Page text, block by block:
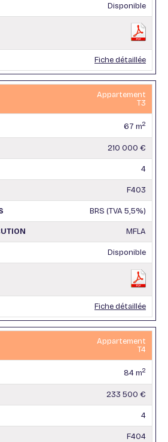
Disponible
Fiche détaillée
Appartement
T3
67 m2
210 000 €
4
F403
BRS (TVA 5,5%)
MFLA
Disponible
Fiche détaillée
Appartement
T4
84 m2
233 500 €
4
F404